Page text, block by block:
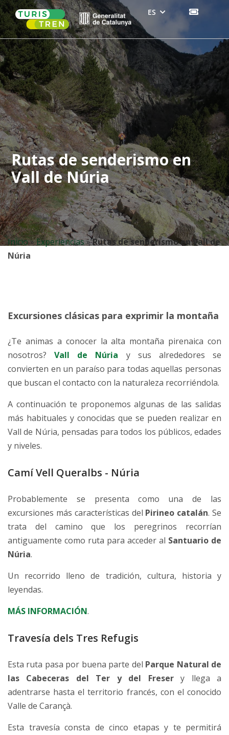
Skip
to
content
ES
Inicio»Experiencias»Rutas de senderismo en Vall de
Núria
Rutas de senderismo en
Vall de Núria
Excursiones clásicas para exprimir la montaña
¿Te animas a conocer la alta montaña pirenaica con
nosotros?Vall de Núria y sus alrededores se
convierten en un paraíso para todas aquellas personas
que buscan el contacto con la naturaleza recorriéndola.
A continuación te proponemos algunas de las salidas
más habituales y conocidas que se pueden realizar en
Vall de Núria, pensadas para todos los públicos, edades
y niveles.
Camí Vell Queralbs - Núria
Probablemente se presenta como una de las
excursiones más características del Pirineo catalán. Se
trata del camino que los peregrinos recorrían
antiguamente como ruta para acceder al Santuario de
Núria.
Un recorrido lleno de tradición, cultura, historia y
leyendas.
MÁS INFORMACIÓN.
Travesía dels Tres Refugis
Esta ruta pasa por buena parte del Parque Natural de
las Cabeceras del Ter y del Fresery llega a
adentrarse hasta el territorio francés, con el conocido
Valle de Carançà.
Esta travesía consta de cinco etapas y te permitirá